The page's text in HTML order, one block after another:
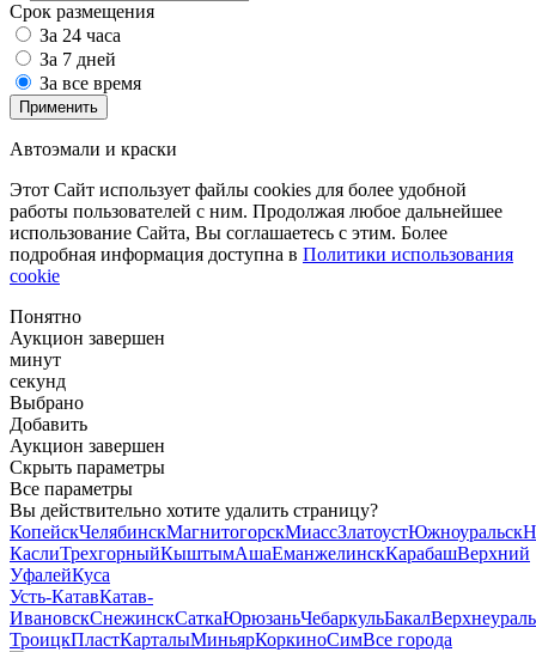
Срок размещения
За 24 часа
За 7 дней
За все время
Применить
Автоэмали и краски
Этот Сайт использует файлы cookies для более удобной
работы пользователей с ним. Продолжая любое дальнейшее
использование Сайта, Вы соглашаетесь с этим. Более
подробная информация доступна в Политики использования
cookie
Понятно
Аукцион завершен
минут
секунд
Выбрано
Добавить
Аукцион завершен
Скрыть параметры
Все параметры
Вы действительно хотите удалить страницу?
КопейскЧелябинскМагнитогорскМиассЗлатоустЮжноуральск
КаслиТрехгорныйКыштымАшаЕманжелинскКарабашВерхний
УфалейКуса
Усть-КатавКатав-
ИвановскСнежинскСаткаЮрюзаньЧебаркульБакал
ТроицкПластКарталыМиньярКоркиноСимВсе города